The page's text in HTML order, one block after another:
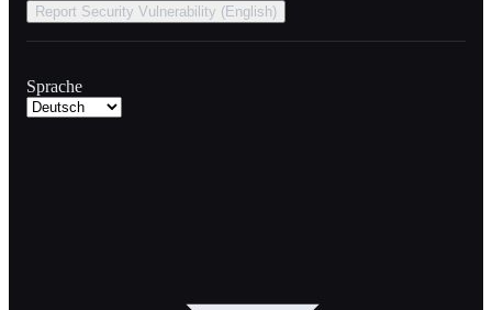
Report Security Vulnerability (English)
Sprache